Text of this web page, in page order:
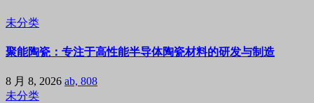
未分类
聚能陶瓷：专注于高性能半导体陶瓷材料的研发与制造
8 月 8, 2026 ab, 808
未分类